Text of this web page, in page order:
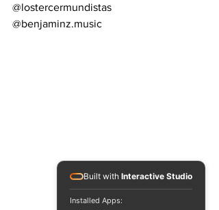
@lostercermundistas
@benjaminz.music
Built with Interactive Studio
Installed Apps: